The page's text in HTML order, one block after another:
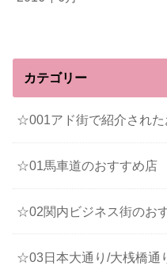
カテゴリー
☆001アド街で紹介された
☆01馬車道のおすすめ店
☆02関内ビジネス街のお
☆03日本大通り/大桟橋通